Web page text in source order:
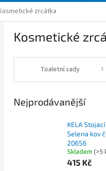
zrcátka
Kosmetické
Toaletní sady
Nejprodávanější
KELA
Selena kov
20656
Skladem (>5
415 Kč